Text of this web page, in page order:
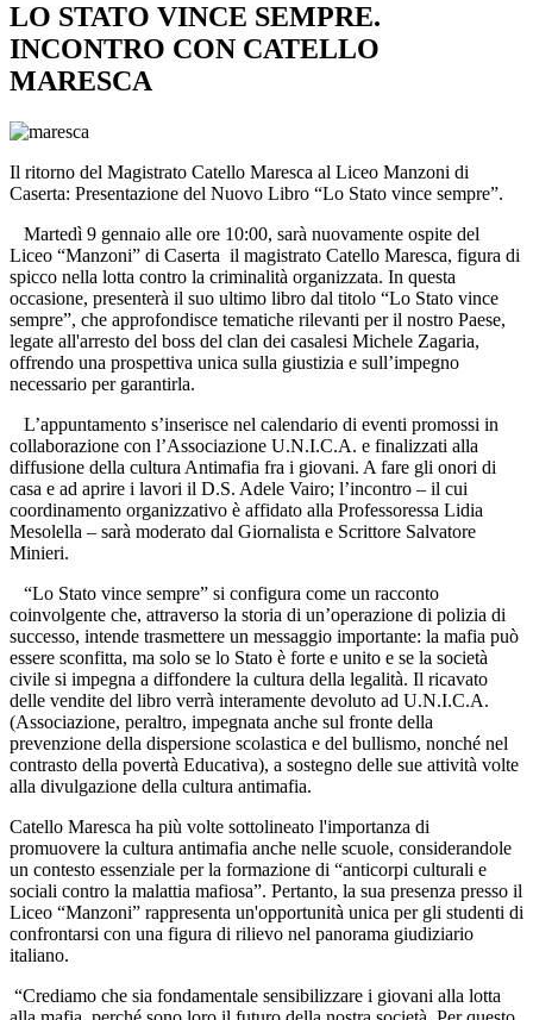
LO STATO VINCE SEMPRE.
INCONTRO CON CATELLO
MARESCA
Il ritorno del Magistrato Catello Maresca al Liceo Manzoni di
Caserta: Presentazione del Nuovo Libro “Lo Stato vince sempre”.
Martedì 9 gennaio alle ore 10:00, sarà nuovamente ospite del
Liceo “Manzoni” di Caserta il magistrato Catello Maresca, figura di
spicco nella lotta contro la criminalità organizzata. In questa
occasione, presenterà il suo ultimo libro dal titolo “Lo Stato vince
sempre”, che approfondisce tematiche rilevanti per il nostro Paese,
legate all'arresto del boss del clan dei casalesi Michele Zagaria,
offrendo una prospettiva unica sulla giustizia e sull’impegno
necessario per garantirla.
L’appuntamento s’inserisce nel calendario di eventi promossi in
collaborazione con l’Associazione U.N.I.C.A. e finalizzati alla
diffusione della cultura Antimafia fra i giovani. A fare gli onori di
casa e ad aprire i lavori il D.S. Adele Vairo; l’incontro – il cui
coordinamento organizzativo è affidato alla Professoressa Lidia
Mesolella – sarà moderato dal Giornalista e Scrittore Salvatore
Minieri.
“Lo Stato vince sempre” si configura come un racconto
coinvolgente che, attraverso la storia di un’operazione di polizia di
successo, intende trasmettere un messaggio importante: la mafia può
essere sconfitta, ma solo se lo Stato è forte e unito e se la società
civile si impegna a diffondere la cultura della legalità. Il ricavato
delle vendite del libro verrà interamente devoluto ad U.N.I.C.A.
(Associazione, peraltro, impegnata anche sul fronte della
prevenzione della dispersione scolastica e del bullismo, nonché nel
contrasto della povertà Educativa), a sostegno delle sue attività volte
alla divulgazione della cultura antimafia.
Catello Maresca ha più volte sottolineato l'importanza di
promuovere la cultura antimafia anche nelle scuole, considerandole
un contesto essenziale per la formazione di “anticorpi culturali e
sociali contro la malattia mafiosa”. Pertanto, la sua presenza presso il
Liceo “Manzoni” rappresenta un'opportunità unica per gli studenti di
confrontarsi con una figura di rilievo nel panorama giudiziario
italiano.
“Crediamo che sia fondamentale sensibilizzare i giovani alla lotta